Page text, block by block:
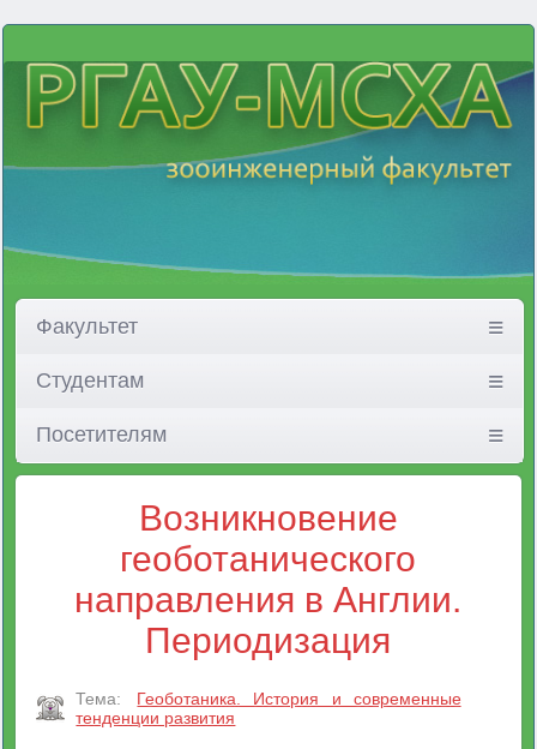
Факультет
Студентам
Посетителям
Возникновение
геоботанического
направления в Англии.
Периодизация
Тема:
Геоботаника. История и современные
тенденции развития